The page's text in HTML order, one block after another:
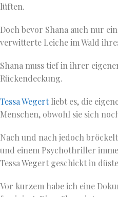
lüften.
Doch bevor Shana auch nur
verwitterte Leiche im Wald
Shana muss tief in ihrer
Rückendeckung.
Tessa Wegertliebt es, die
Menschen, obwohl sie sich
Nach und nach jedoch
und einem Psychothriller
Tessa Wegert geschickt in
Vor kurzem habe ich eine